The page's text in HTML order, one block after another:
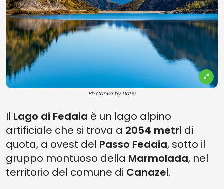
Ph Canva by DaLiu
Il Lago di Fedaia è un lago alpino
artificiale che si trova a 2054 metri di
quota, a ovest del Passo Fedaia, sotto il
gruppo montuoso della Marmolada, nel
territorio del comune di Canazei.